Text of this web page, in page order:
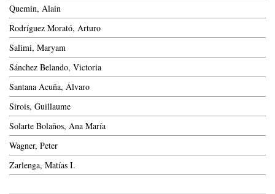
Quemin, Alain
Rodríguez Morató, Arturo
Salimi, Maryam
Sánchez Belando, Victoria
Santana Acuña, Álvaro
Sirois, Guillaume
Solarte Bolaños, Ana María
Wagner, Peter
Zarlenga, Matías I.